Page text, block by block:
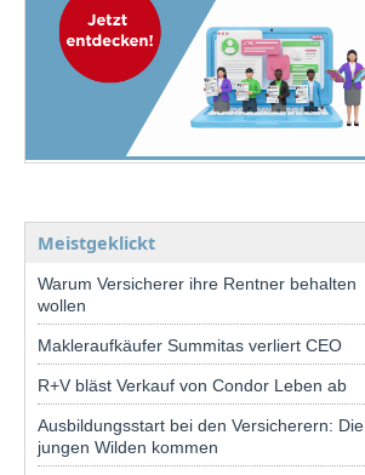
Meistgeklickt
Warum Versicherer ihre Rentner behalten
wollen
Makleraufkäufer Summitas verliert CEO
R+V bläst Verkauf von Condor Leben ab
Ausbildungsstart bei den Versicherern: Die
jungen Wilden kommen